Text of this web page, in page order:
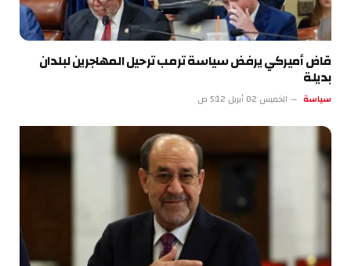
قاض أميركي يرفض سياسة ترمب ترحيل المهاجرين لبلدان
بديلة
سياسة الخميس 02 أبريل 5:12 ص